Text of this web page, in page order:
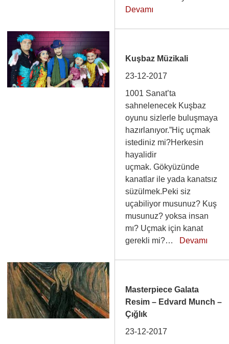
Devamı
Kuşbaz Müzikali
23-12-2017
1001 Sanat’ta
sahnelenecek Kuşbaz
oyunu sizlerle buluşmaya
hazırlanıyor.”Hiç uçmak
istediniz mi?Herkesin
hayalidir
uçmak. Gökyüzünde
kanatlar ile yada kanatsız
süzülmek.Peki siz
uçabiliyor musunuz? Kuş
musunuz? yoksa insan
mı? Uçmak için kanat
gerekli mi?… Devamı
Masterpiece Galata
Resim – Edvard Munch –
Çığlık
23-12-2017